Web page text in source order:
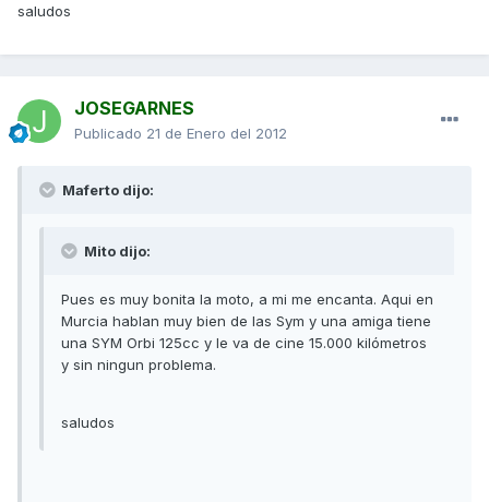
saludos
JOSEGARNES
Publicado 21 de Enero del 2012
Maferto dijo:
Mito dijo:
Pues es muy bonita la moto, a mi me encanta. Aqui en
Murcia hablan muy bien de las Sym y una amiga tiene
una SYM Orbi 125cc y le va de cine 15.000 kilómetros
y sin ningun problema.
saludos